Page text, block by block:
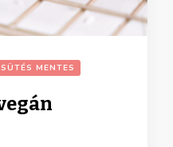
SÜTÉS MENTES